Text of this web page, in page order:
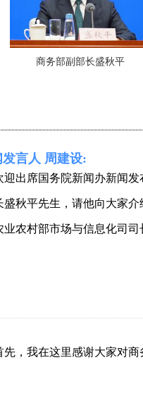
商务部副部长盛秋平
言人 周建设:
出席国务院新闻办新闻
秋平先生，请他向大家
农村部市场与信息化司
，我在这里感谢大家对